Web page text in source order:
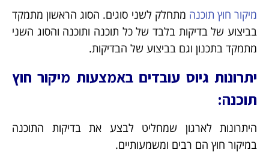
מיקור חוץ תוכנה מתחלק לשני סוגים. הסוג הראשון מתמקד
בביצוע של בדיקות בלבד של כל תוכנה ותוכנה והסוג השני
מתמקד בתכנון וגם בביצוע של הבדיקות.
יתרונות גיוס עובדים באמצעות מיקור חוץ
תוכנה:
היתרונות לארגון שמחליט לבצע את בדיקות התוכנה
במיקור חוץ הם רבים ומשמעותיים.